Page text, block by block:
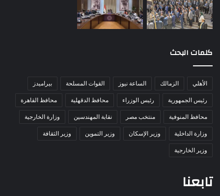
كلمات البحث
الأهلي الزمالك الساعة نيوز القوات المسلحة
بيراميدز
رئيس الجمهورية
رئيس الوزراء محافظ الدقهلية
محافظ القاهرة
محافظ المنوفية
منتخب مصر نقابة المهندسين
وزارة الخارجية
وزارة الداخلية
وزير الإسكان وزير التموين
وزير الثقافة
وزير الخارجية
تابعنا